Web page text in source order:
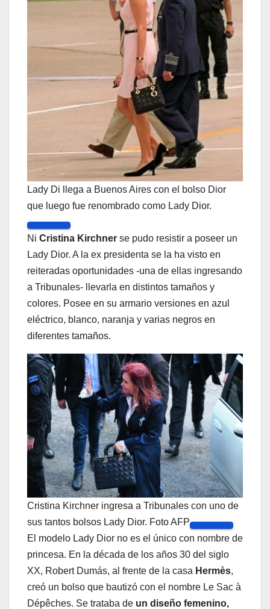
Lady Di llega a Buenos Aires con el bolso Dior
que luego fue renombrado como Lady Dior.
Ni Cristina Kirchner se pudo resistir a poseer un
Lady Dior. A la ex presidenta se la ha visto en
reiteradas oportunidades -una de ellas ingresando
a Tribunales- llevarla en distintos tamaños y
colores. Posee en su armario versiones en azul
eléctrico, blanco, naranja y varias negros en
diferentes tamaños.
Cristina Kirchner ingresa a Tribunales con uno de
sus tantos bolsos Lady Dior. Foto AFP
El modelo Lady Dior no es el único con nombre de
princesa. En la década de los años 30 del siglo
XX, Robert Dumás, al frente de la casa Hermès,
creó un bolso que bautizó con el nombre Le Sac à
Dépêches. Se trataba de un diseño femenino,